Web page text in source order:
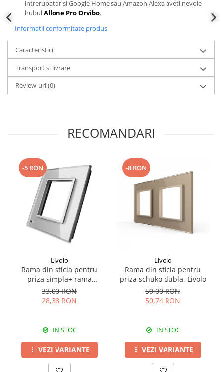
intrerupator si Google Home sau Amazon Alexa aveti nevoie
hubulAllone Pro Orvibo.
Informatii conformitate produs
Caracteristici
Transport si livrare
Review-uri(0)
RECOMANDARI
-5 RON
Livolo
Rama din sticla pentru
priza simpla+ rama
metalica serie noua Livolo
33,00 RON
28,38 RON
IN STOC
VEZI VARIANTE
-8 RON
Livolo
Rama din sticla pentru
priza schuko dubla, Livolo
59,00 RON
50,74 RON
IN STOC
VEZI VARIANTE